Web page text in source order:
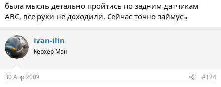
была мысль детально пройтись по задним датчикам
АВС, все руки не доходили. Сейчас точно займусь
ivan-ilin
Кёрхер Мэн
30 Апр 2009 #124